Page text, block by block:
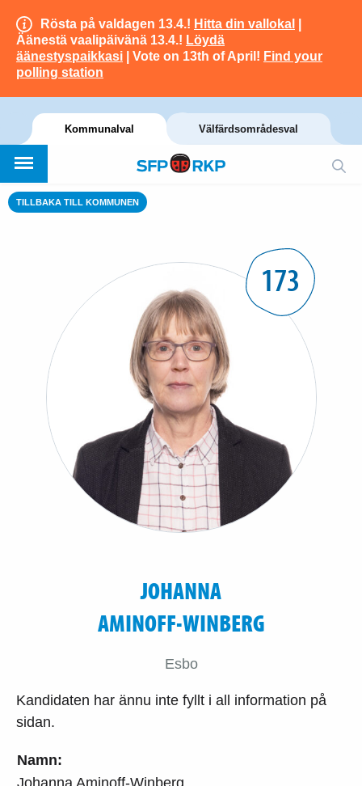
Rösta på valdagen 13.4.! Hitta din vallokal
Äänestä vaalipäivänä 13.4.! Löydä
äänestyspaikkasi | Vote on 13th of April! Find your
polling station
Kommunalval Välfärdsområdesval
TILLBAKA TILL KOMMUNEN
Namn:
Johanna Aminoff-Winberg
173
JOHANNA
AMINOFF-WINBERG
Esbo
Kandidaten har ännu inte fyllt i all information på
sidan.